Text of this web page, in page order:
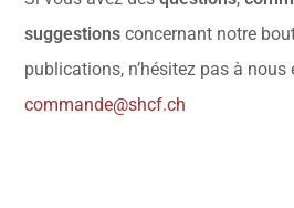
suggestions concernant notre
publications, n’hésitez pas à nous
commande@shcf.ch